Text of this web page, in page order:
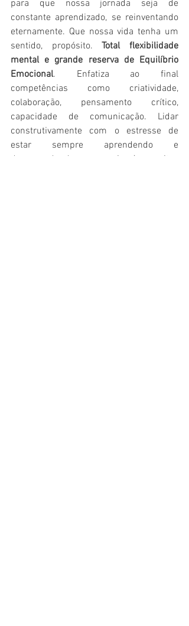
para que nossa jornada seja de
constante aprendizado, se reinventando
eternamente. Que nossa vida tenha um
sentido, propósito. Total flexibilidade
mental e grande reserva de Equilíbrio
Emocional. Enfatiza ao final
competências como criatividade,
colaboração, pensamento crítico,
capacidade de comunicação. Lidar
construtivamente com o estresse de
estar sempre aprendendo e
desaprendendo em meio às muitas